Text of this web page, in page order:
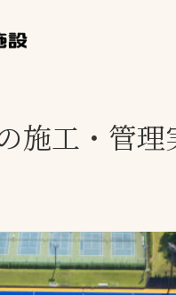
施設別カテ
熱中症対策
投てき実施
工芝
施工・管理